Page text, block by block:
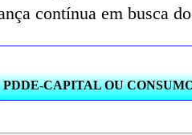
contínua em busca
PDDE-CAPITAL OU